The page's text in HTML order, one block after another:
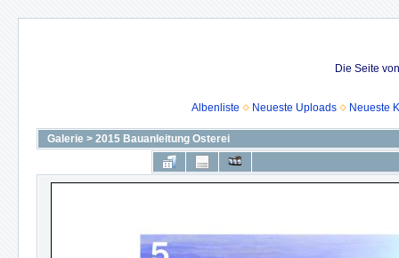
Die Seite
Albenliste Neueste Uploads Neueste
Galerie > 2015 Bauanleitung Osterei